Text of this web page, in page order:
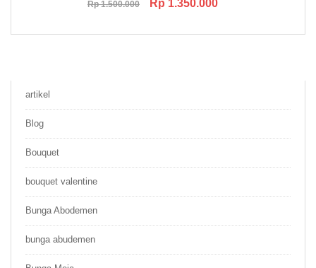
Rp1.500.000 Rp 1.350.000
artikel
Blog
Bouquet
bouquet valentine
Bunga Abodemen
bunga abudemen